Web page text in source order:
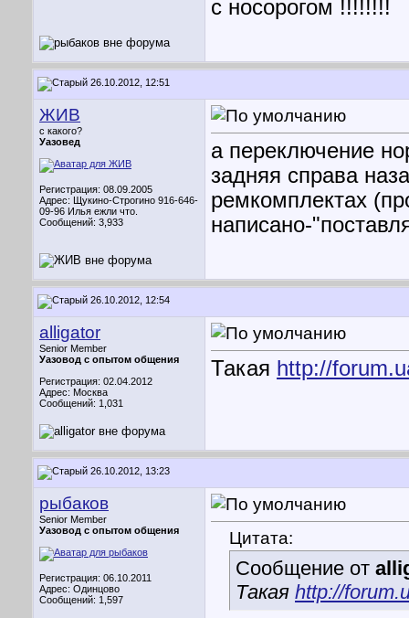
с носорогом !!!!!!!!
26.10.2012, 12:51
ЖИВ
с какого?
Уазовед
Регистрация: 08.09.2005
Адрес: Щукино-Строгино 916-646-
09-96 Илья ежли что.
Сообщений: 3,933
а переключение
задняя справа
ремкомплектах
написано-
26.10.2012, 12:54
alligator
Senior Member
Уазовод с опытом общения
Регистрация: 02.04.2012
Адрес: Москва
Сообщений: 1,031
Такая http://
26.10.2012, 13:23
рыбаков
Senior Member
Уазовод с опытом общения
Регистрация: 06.10.2011
Адрес: Одинцово
Сообщений: 1,597
Цитата:
Сообщение от
Такая http://